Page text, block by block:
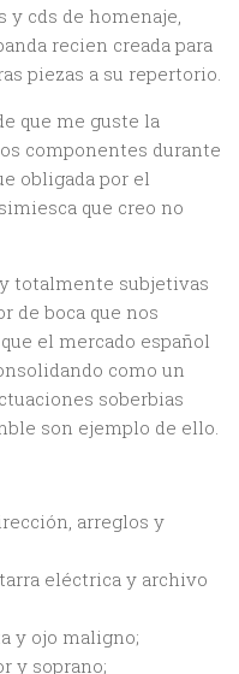
y cds de homenaje,
recien creada para
piezas a su repertorio.
que me guste la
componentes durante
obligada por el
que creo no
totalmente subjetivas
de boca que nos
el mercado español
como un
soberbias
son ejemplo de ello.
arreglos y
eléctrica y archivo
y ojo maligno;
y soprano;